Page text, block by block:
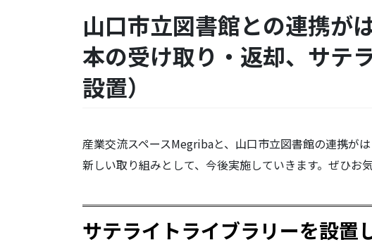
山口市立図書館との連携が
本の受け取り・返却、サテ
設置）
産業交流スペースMegribaと、山口市立図書館の連携がは
新しい取り組みとして、今後実施していきます。ぜひお
サテライトライブラリーを設置